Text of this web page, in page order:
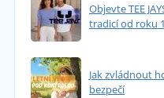
Objevte TEE
tradicí od roku
Jak zvládnout
bezpečí